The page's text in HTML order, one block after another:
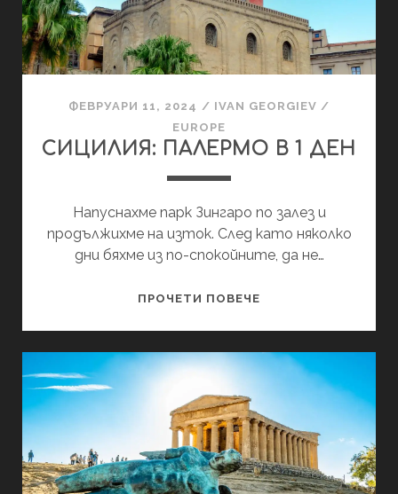
ФЕВРУАРИ 11, 2024 / IVAN GEORGIEV /
EUROPE
СИЦИЛИЯ: ПАЛЕРМО В 1 ДЕН
Напуснахме парк Зингаро по залез и
продължихме на изток. След като няколко
дни бяхме из по-спокойните, да не…
ПРОЧЕТИ ПОВЕЧЕ
1